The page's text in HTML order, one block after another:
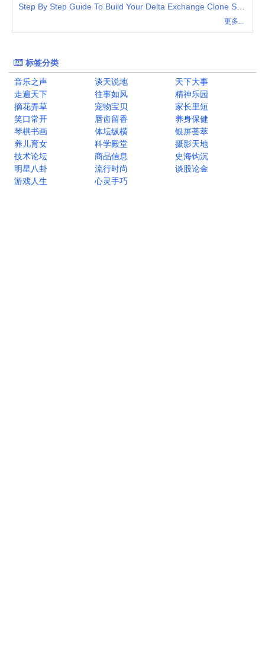
更多...
标签分类
音乐之声
谈天说地
天下大事
走遍天下
往事如风
精神乐园
摘花弄草
宠物宝贝
家长里短
笑口常开
唇齿留香
养身保健
琴棋书画
体坛纵横
银屏荟萃
养儿育女
科学殿堂
摄影天地
技术论坛
商品信息
史海钩沉
明星八卦
流行时尚
谈股论金
游戏人生
心灵手巧